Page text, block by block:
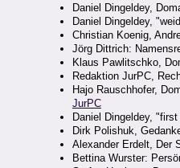
Daniel Dingeldey,
Daniel Dingeldey,
Christian Koenig,
Jörg Dittrich:
Klaus Pawlitschko,
Redaktion JurPC,
Hajo Rauschhofer,
JurPC
Daniel Dingeldey,
Dirk Polishuk,
Alexander Erdelt, Der
Bettina Wurster: